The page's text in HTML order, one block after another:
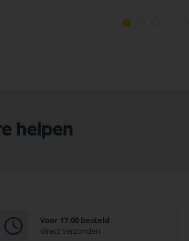
helpen
Voor 17:00 besteld
direct verzonden